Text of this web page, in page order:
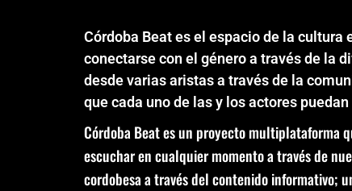
Córdoba Beat es el espacio de la
conectarse con el género a través de la
desde varias aristas a través de la
que cada uno de las y los actores
Córdoba Beat es un proyecto multiplataforma
escuchar en cualquier momento a través de
cordobesa a través del contenido informativo;